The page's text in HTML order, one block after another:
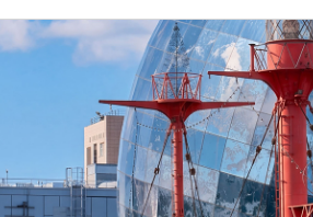
Тур
13:00
ОТ1000₽